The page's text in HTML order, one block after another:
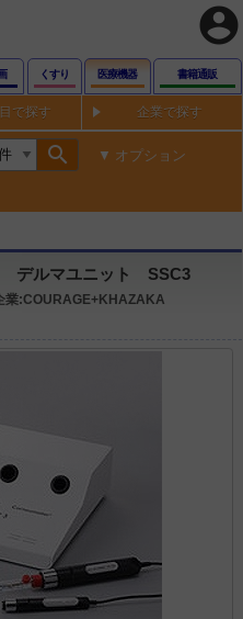
account_circle
くすり 医療機器 書籍通販
で探す 企業で探す
search オプション
デルマユニット SSC3
業:COURAGE+KHAZAKA